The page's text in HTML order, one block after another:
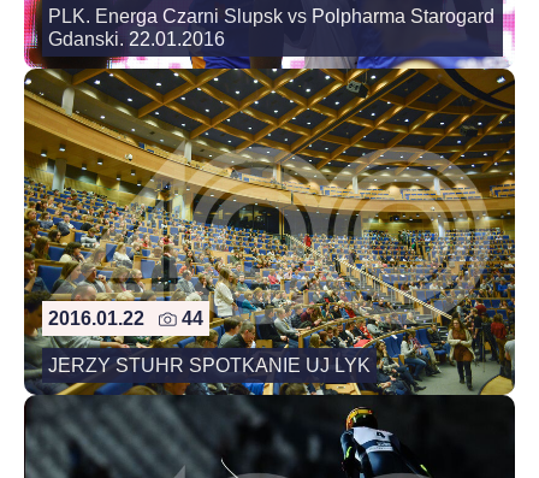
PLK. Energa Czarni Slupsk vs Polpharma Starogard
Gdanski. 22.01.2016
2016.01.22 44
JERZY STUHR SPOTKANIE UJ LYK